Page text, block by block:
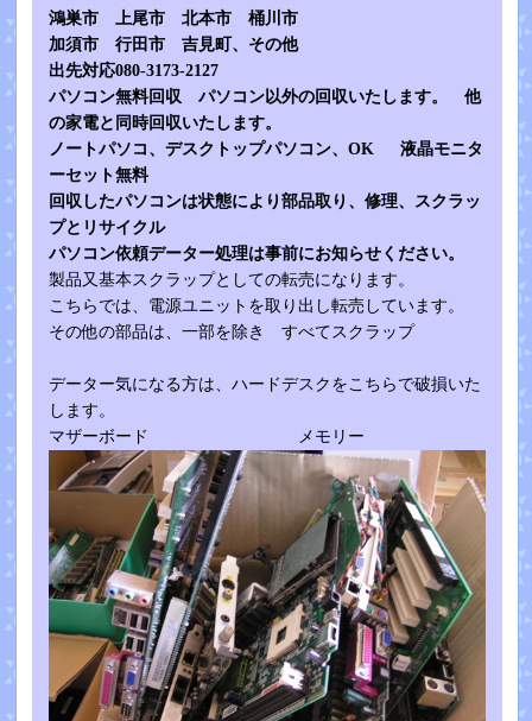
鴻巣市 上尾市 北本市 桶川市
加須市 行田市 吉見町、その他
出先対応080-3173-2127
パソコン無料回収 パソコン以外の回収いたします。 他
の家電と同時回収いたします。
ノートパソコ、デスクトップパソコン、OK 液晶モニタ
ーセット無料
回収したパソコンは状態により部品取り、修理、スクラッ
プとリサイクル
パソコン依頼データー処理は事前にお知らせください。
製品又基本スクラップとしての転売になります。
こちらでは、電源ユニットを取り出し転売しています。
その他の部品は、一部を除き すべてスクラップ
データー気になる方は、ハードデスクをこちらで破損いた
します。
マザーボード メモリー